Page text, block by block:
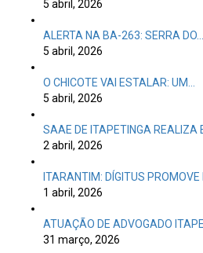
5 abril, 2026
ALERTA NA BA-263: SERRA DO…
5 abril, 2026
O CHICOTE VAI ESTALAR: UM…
5 abril, 2026
SAAE DE ITAPETINGA REALIZA
2 abril, 2026
ITARANTIM: DÍGITUS PROMOVE
1 abril, 2026
ATUAÇÃO DE ADVOGADO
31 março, 2026